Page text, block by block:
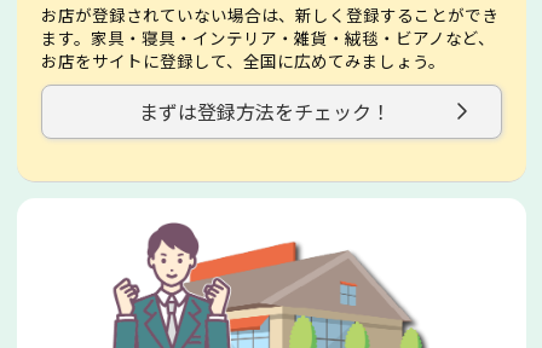
お店が登録されていない場合は、新しく登録することができ
ます。家具・寝具・インテリア・雑貨・絨毯・ビアノなど、
お店をサイトに登録して、全国に広めてみましょう。
まずは登録方法をチェック！